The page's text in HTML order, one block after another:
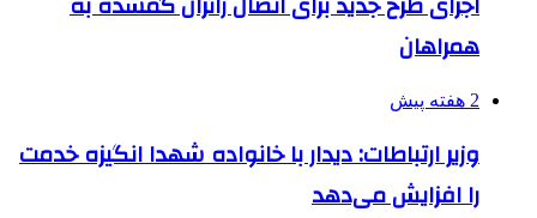
همراهان
2 هفته پیش
وزیر ارتباطات: دیدار با خانواده شهدا انگیزه خدمت
را افزایش می‌دهد